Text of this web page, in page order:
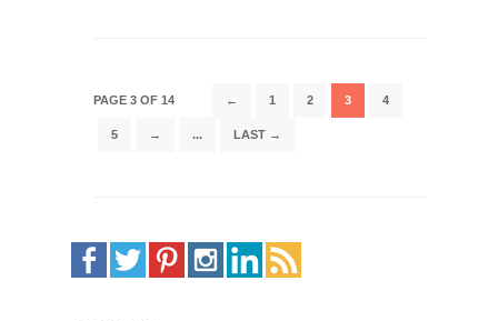
PAGE 3 OF 14 ← 1 2 3 4
5 → ... LAST →